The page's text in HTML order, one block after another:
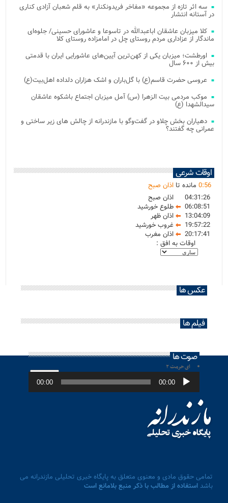
سه اثر تازه از مجموعه «مفاخر فریدونکنار» به قلم شعبان آزادی کناری
در آستانه انتشار
کلا میزبان عاشقان اباعبدالله در تاسوعا و عاشورای حسینی/ جلوه‌ای
ماندگار از عزاداری مردم روستای چل در امامزاده روستای کلا
اورطشت؛ میزبان یکی از کهن‌ترین آیین‌های عاشورایی ایران با قدمتی
بیش از ۶۰۰ سال
عروسی حضرت قاسم(ع) با گل‌باران و اشک هزاران دلداده اهل‌بیت(ع)
موکب مردمی بیت‌ الزهرا (س) آمل میزبان اجتماع باشکوه عاشقان
سیدالشهدا (ع)
دهیاران بخش چلاو در گفت‌وگو با مازندرانه از چالش های زیر ساختی و
عمرانی چه گفتند؟
اوقات شرعی
0:56 مانده تا اذان صبح
04:31:26
اذان صبح
06:08:51
طلوع خورشید
13:04:09
اذان ظهر
19:57:22
غروب خورشید
20:17:41
اذان مغرب
اوقات به افق :
عکس ها
فیلم ها
صوت ها
ای حرمت ۲
پخش‌کننده
صوت 00:00
00:00
تمامی حقوق مادی و معنوی متعلق به پایگاه خبری تحلیلی مازندرانه می
باشداستفاده از مطالب با ذکر منبع بلامانع است